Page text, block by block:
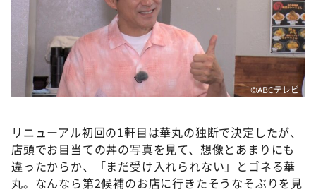
©️ABCテレビ
リニューアル初回の1軒目は華丸の独断で決定したが、
店頭でお目当ての丼の写真を見て、想像とあまりにも
違ったからか、「まだ受け入れられない」とゴネる華
丸。なんなら第2候補のお店に行きたそうなそぶりを見